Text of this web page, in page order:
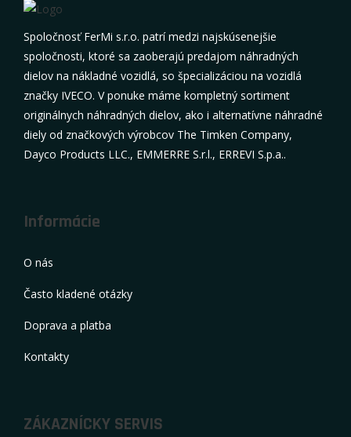
Spoločnosť FerMi s.r.o. patrí medzi najskúsenejšie
spoločnosti, ktoré sa zaoberajú predajom náhradných
dielov na nákladné vozidlá, so špecializáciou na vozidlá
značky IVECO. V ponuke máme kompletný sortiment
originálnych náhradných dielov, ako i alternatívne náhradné
diely od značkových výrobcov The Timken Company,
Dayco Products LLC., EMMERRE S.r.l., ERREVI S.p.a..
Informácie
O nás
Často kladené otázky
Doprava a platba
Kontakty
ZÁKAZNÍCKY SERVIS